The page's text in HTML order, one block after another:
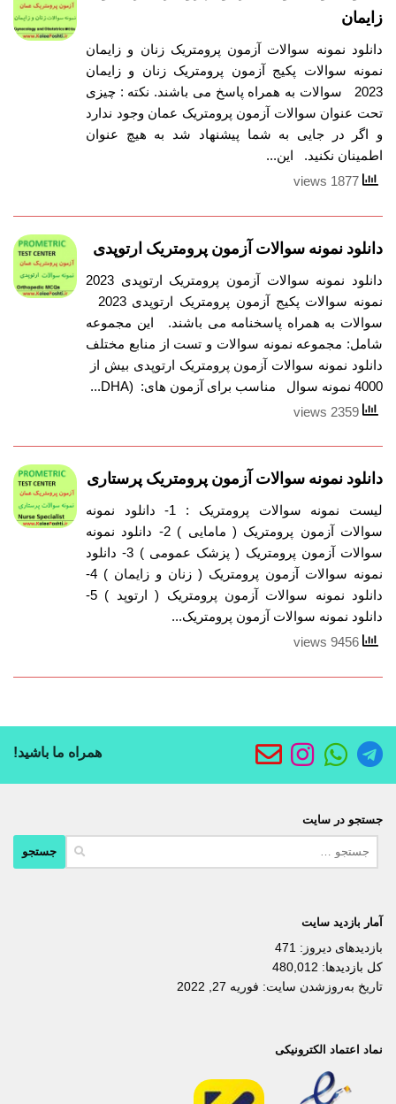
زایمان
دانلود نمونه سوالات آزمون پرومتریک زنان و زایمان
نمونه سوالات پکیج آزمون پرومتریک زنان و زایمان
2023 سوالات به همراه پاسخ می باشند. نکته : چیزی
تحت عنوان سوالات آزمون پرومتریک عمان وجود ندارد
و اگر در جایی به شما پیشنهاد شد به هیچ عنوان
اطمینان نکنید. این...
دانلود نمونه سوالات آزمون پرومتریک ارتوپدی
دانلود نمونه سوالات آزمون پرومتریک ارتوپدی 2023
سوالات به همراه پاسخنامه می باشند. این مجموعه
شامل: مجموعه نمونه سوالات و تست از منابع مختلف
دانلود نمونه سوالات آزمون پرومتریک ارتوپدی بیش از
4000 نمونه سوال مناسب برای آزمون های: (DHA...
دانلود نمونه سوالات آزمون پرومتریک پرستاری
لیست نمونه سوالات پرومتریک : 1- دانلود نمونه
سوالات آزمون پرومتریک ( مامایی ) 2- دانلود نمونه
سوالات آزمون پرومتریک ( پزشک عمومی ) 3- دانلود
نمونه سوالات آزمون پرومتریک ( زنان و زایمان ) 4-
دانلود نمونه سوالات آزمون پرومتریک ( ارتوپد ) 5-
دانلود نمونه سوالات آزمون پرومتریک...
همراه ما باشید!
جستجو در سایت
آمار بازدید سایت
بازدیدهای دیروز: 471
کل بازدیدها: 480,012
تاریخ به‌روزشدن سایت: فوریه 27, 2022
نماد اعتماد الکترونیکی